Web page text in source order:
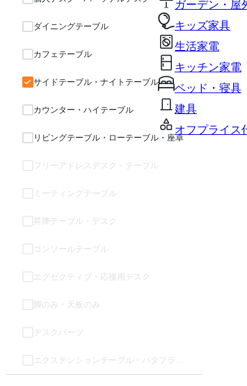
ガーデン・屋
キッズ家具
生活家電
キッチン家電
ベッド・寝具
建具
オフプライス
ダイニングテーブル
カフェテーブル
サイドテーブル・ナイトテーブル
カウンター・ハイテーブル
リビングテーブル・ローテーブル・座卓
フリーアドレスデスク・テーブル
ミーティングテーブル
昇降テーブル・デスク
コンソールテーブル
エグゼクティブ・応接用デスク
脚のみ・天板のみ
デスクパーツ